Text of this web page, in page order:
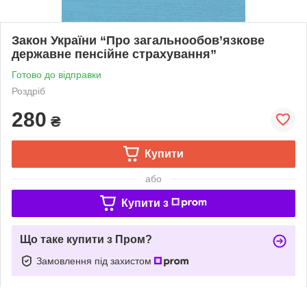
Закон України “Про загальнообов’язкове
державне пенсійне страхування”
Готово до відправки
Роздріб
280 ₴
Купити
або
Купити з
Що таке купити з Пром?
Замовлення під захистом